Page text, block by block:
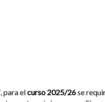
para elcurso 2025/26se